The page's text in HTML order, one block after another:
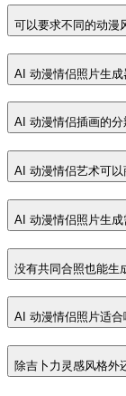
可以要求不同的动漫
AI 动漫情侣照片生成
AI 动漫情侣插画的分
AI 动漫情侣艺术可以
AI 动漫情侣照片生成
没有共同合照也能生
AI 动漫情侣照片适合
除吉卜力灵感风格外